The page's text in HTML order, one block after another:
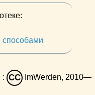
способами
: CC
ImWerden, 2010—